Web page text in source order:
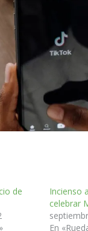
de
Incienso
celebrar
En